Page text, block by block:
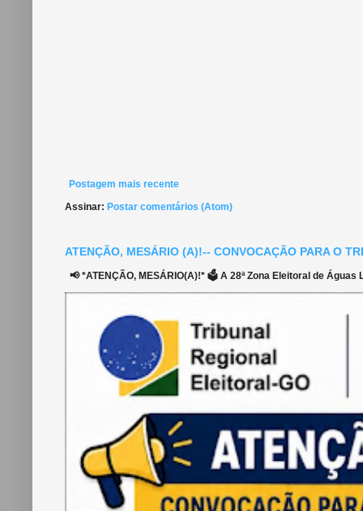
Postagem mais recente
Assinar: Postar comentários (Atom)
ATENÇÃO, MESÁRIO (A)!-- CONVOCAÇÃO PARA O
📢 *ATENÇÃO, MESÁRIO(A)!* 🗳️ A 28ª Zona Eleitoral de